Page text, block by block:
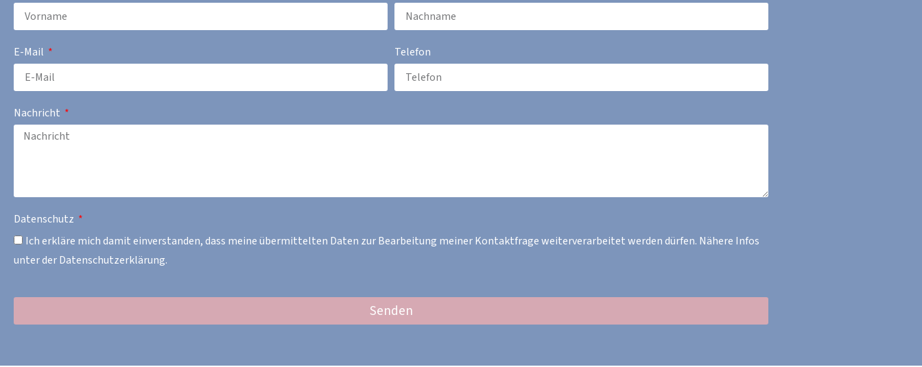
E-Mail Telefon
Nachricht
Datenschutz
Ich erkläre mich damit einverstanden, dass meine übermittelten Daten zur Bearbeitung meiner Kontaktfrage weiterverarbeitet werden dürfen. Nähere Infos
unter der Datenschutzerklärung.
Senden